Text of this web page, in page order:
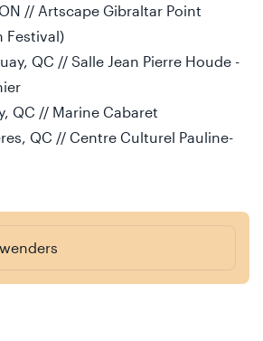
// Artscape Gibraltar Point
Festival)
QC // Salle Jean Pierre Houde -
QC // Marine Cabaret
QC // Centre Culturel Pauline-